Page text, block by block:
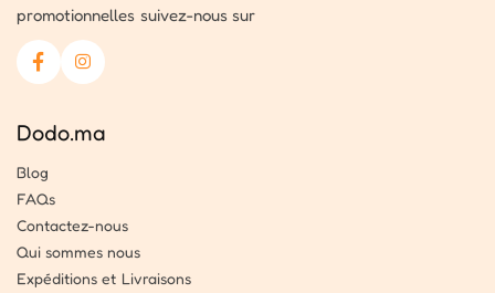
promotionnelles suivez-nous sur
Dodo.ma
Blog
FAQs
Contactez-nous
Qui sommes nous
Expéditions et Livraisons